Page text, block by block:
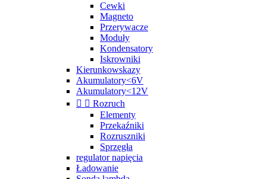
Cewki
Magneto
Przerywacze
Moduły
Kondensatory
Iskrowniki
Kierunkowskazy
Akumulatory<6V
Akumulatory<12V
  Rozruch
Elementy
Przekaźniki
Rozruszniki
Sprzęgła
regulator napięcia
Ładowanie